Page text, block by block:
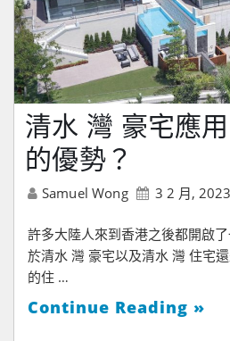
清水 灣 豪宅應
的優勢？
Samuel Wong 3 2 月, 2023
許多大陸人來到香港之後都開啟
於清水 灣 豪宅以及清水 灣 住宅
的住 …
Continue Reading »